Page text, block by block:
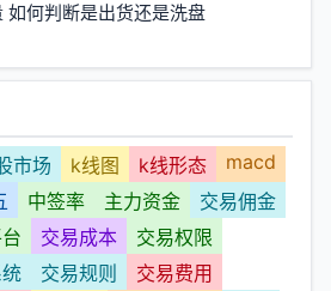
如何判断是出货还是洗盘
市场 k线图 k线形态
macd
中签率 主力资金
交易佣金
交易成本
交易权限
交易规则
交易费用